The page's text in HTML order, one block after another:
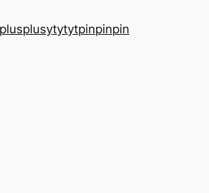
plusplusytytytpinpinpin